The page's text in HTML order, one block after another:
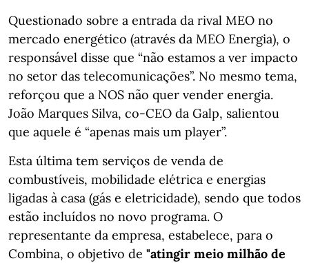
Questionado sobre a entrada da rival MEO no
mercado energético (através da MEO Energia), o
responsável disse que “não estamos a ver impacto
no setor das telecomunicações”. No mesmo tema,
reforçou que a NOS não quer vender energia.
João Marques Silva, co-CEO da Galp, salientou
que aquele é “apenas mais um player”.
Esta última tem serviços de venda de
combustíveis, mobilidade elétrica e energias
ligadas à casa (gás e eletricidade), sendo que todos
estão incluídos no novo programa. O
representante da empresa, estabelece, para o
Combina, o objetivo de "atingir meio milhão de